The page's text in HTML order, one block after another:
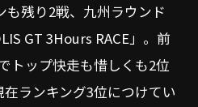
も残り2戦、九州ラウンド
GT 3Hours RACE」。前
トップ快走も惜しくも2位
ランキング3位につけてい